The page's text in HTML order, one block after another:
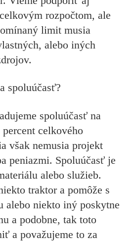
rozpočtom, ale
limit musia
alebo iných
spoluúčasť?
spoluúčasť na
celkového
však nemusia projekt
peniazmi. Spoluúčasť je
alebo služieb.
traktor a pomôže s
alebo niekto iný poskytne
a podobne, tak toto
a považujeme to za